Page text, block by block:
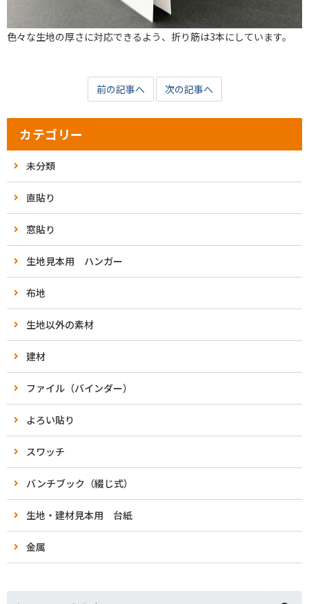
色々な生地の厚さに対応できるよう、折り筋は3本にしています。
前の記事へ 次の記事へ
カテゴリー
未分類
直貼り
窓貼り
生地見本用 ハンガー
布地
生地以外の素材
建材
ファイル（バインダー）
よろい貼り
スワッチ
バンチブック（綴じ式）
生地・建材見本用 台紙
金属